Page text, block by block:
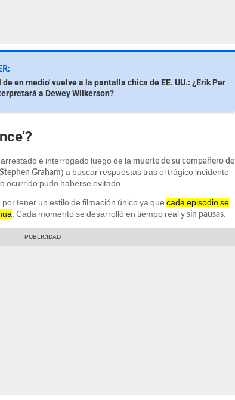
en medio' vuelve a la pantalla chica de EE. UU.: ¿Erik Per
a Dewey Wilkerson?
arrestado e interrogado luego de la muerte de su compañero de
Stephen Graham) a buscar respuestas tras el trágico incidente
ocurrido pudo haberse evitado.
tener un estilo de filmación único ya que cada episodio se
. Cada momento se desarrolló en tiempo real y sin pausas.